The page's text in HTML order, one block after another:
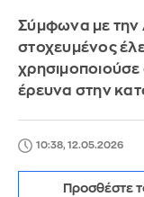
Σύμφωνα με την
στοχευμένος
έρευνα στην
10:38, 12.05.2026
Προσθέστε